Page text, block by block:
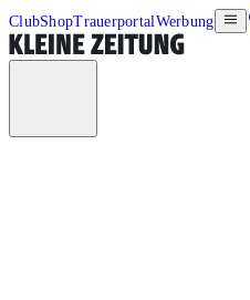
ClubShopTrauerportalWerbung